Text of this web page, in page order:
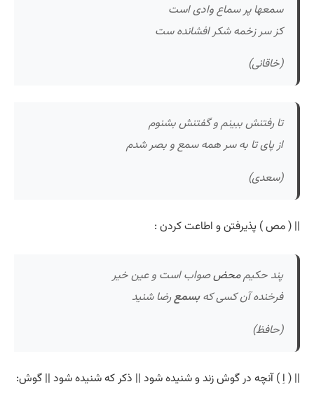
سمعها پر سماع وادی است
کز سر زخمه شکر افشانده ست
(خاقانی)
تا رفتنش ببینم و گفتنش بشنوم
از پای تا به سر همه سمع و بصر شدم
(سعدی)
|| ( مص ) پذیرفتن و اطاعت کردن :
پند حکیممحضصواب است و عین خیر
فرخنده آن کسی کهبسمعرضا شنید
(حافظ)
|| ( اِ ) آنچه در گوش زند و شنیده شود || ذکر که شنیده شود || گوش: